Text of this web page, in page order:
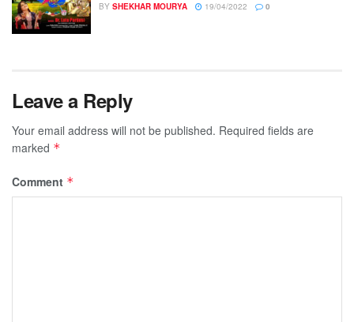
BY SHEKHAR MOURYA 19/04/2022 0
Leave a Reply
Your email address will not be published. Required fields are
marked *
Comment *